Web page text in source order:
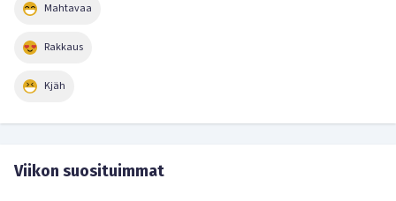
Mahtavaa
Rakkaus
Kjäh
Viikon suosituimmat